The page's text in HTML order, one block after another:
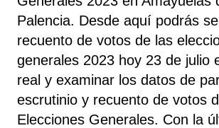
Palencia. Desde aquí podrás
recuento de votos de las
generales 2023 hoy 23 de julio
real y examinar los datos de
escrutinio y recuento de votos
Elecciones Generales. Con la